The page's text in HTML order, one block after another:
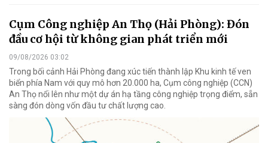
Cụm Công nghiệp An Thọ (Hải Phòng): Đón
đầu cơ hội từ không gian phát triển mới
09/08/2026 03:02
Trong bối cảnh Hải Phòng đang xúc tiến thành lập Khu kinh tế ven
biển phía Nam với quy mô hơn 20.000 ha, Cụm công nghiệp (CCN)
An Thọ nổi lên như một dự án hạ tầng công nghiệp trọng điểm, sẵn
sàng đón dòng vốn đầu tư chất lượng cao.